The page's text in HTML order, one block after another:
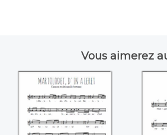
Vous aimerez
Martolodet, d'in a
leret